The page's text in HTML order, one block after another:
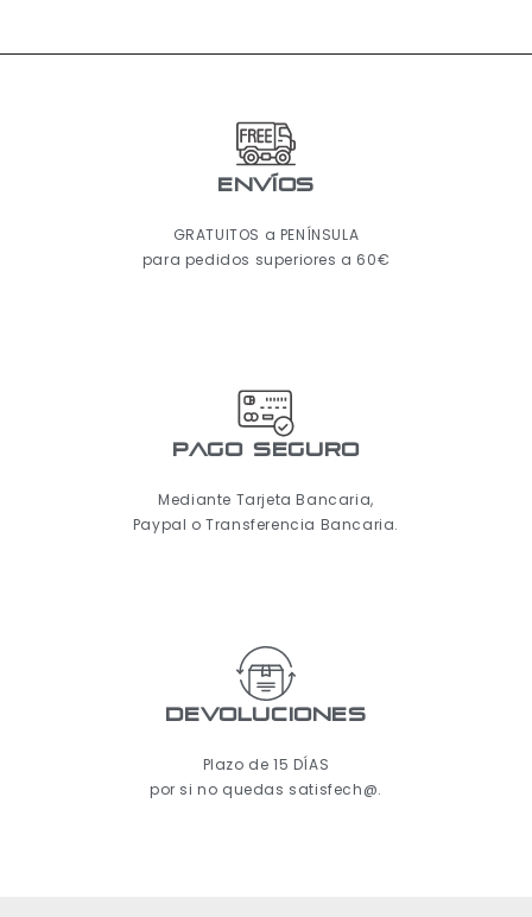
ENVÍOS
GRATUITOS a PENÍNSULA
para pedidos superiores a 60€
pago seguro
Mediante Tarjeta Bancaria,
Paypal o Transferencia Bancaria.
Devoluciones
Plazo de 15 DÍAS
por si no quedas satisfech@.